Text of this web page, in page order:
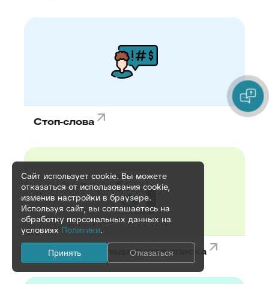
Стоп-слова
Цвет фона выпадающего списка
Сайт использует cookie. Вы можете
отказаться от использования cookie,
изменив настройки в браузере.
Используя сайт, вы соглашаетесь на
обработку персональных данных на
условиях Политики.
Принять Отказаться